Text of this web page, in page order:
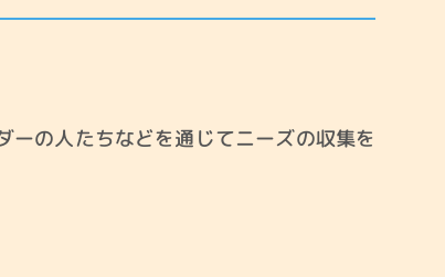
の人たちなどを通じてニーズの収集を